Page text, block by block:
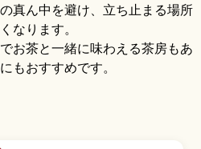
真ん中を避け、立ち止まる場所
なります。
お茶と一緒に味わえる茶房もあ
もおすすめです。